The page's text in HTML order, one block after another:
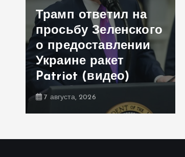
Трамп ответил на
просьбу Зеленского
о предоставлении
Украине ракет
Patriot (видео)
7 августа, 2026